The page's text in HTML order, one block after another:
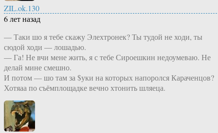
ZIL.ok.130
6 лет назад
— Таки шо я тебе скажу Элехтронек? Ты тудой не ходи, ты
сюдой ходи — лошадью.
— Га! Не вчи мене жить, я с тебе Сироешкин недоумеваю. Не
делай мине смешно.
И потом — шо там за $уки на которых напоролся Караченцов?
Хотяаа по съёмплощадке вечно хтонить шляеца.